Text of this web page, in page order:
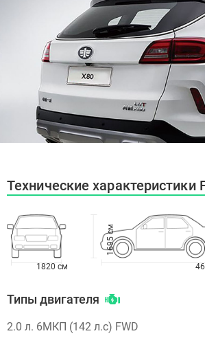
Технические характеристики
1820 см
1695 см
Типы двигателя
2.0 л. 6МКП (142 л.с) FWD